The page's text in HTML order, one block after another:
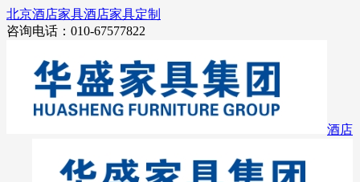
北京酒店家具酒店家具定制
咨询电话：010-67577822
酒店